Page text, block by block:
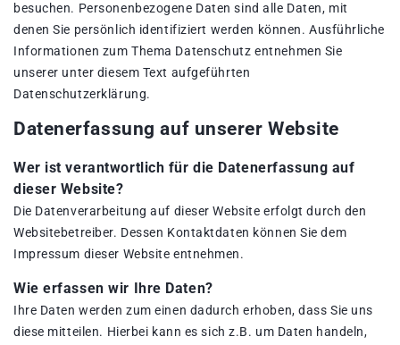
besuchen. Personenbezogene Daten sind alle Daten, mit
denen Sie persönlich identifiziert werden können. Ausführliche
Informationen zum Thema Datenschutz entnehmen Sie
unserer unter diesem Text aufgeführten
Datenschutzerklärung.
Datenerfassung auf unserer Website
Wer ist verantwortlich für die Datenerfassung auf
dieser Website?
Die Datenverarbeitung auf dieser Website erfolgt durch den
Websitebetreiber. Dessen Kontaktdaten können Sie dem
Impressum dieser Website entnehmen.
Wie erfassen wir Ihre Daten?
Ihre Daten werden zum einen dadurch erhoben, dass Sie uns
diese mitteilen. Hierbei kann es sich z.B. um Daten handeln,